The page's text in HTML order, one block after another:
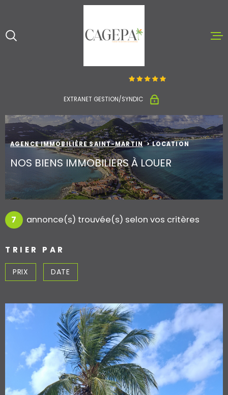
recherche
menu
principal
contenu
LOUER
NOTRE
CONTACT
EXTRANET GESTION/SYNDIC
AGENCE IMMOBILIÈRE SAINT-MARTIN LOCATION
NOS BIENS IMMOBILIERS À LOUER
7 annonce(s) trouvée(s) selon vos critères
TRIER PAR
PRIX DATE